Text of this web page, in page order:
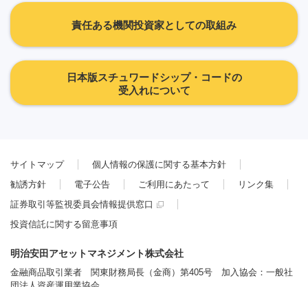
責任ある機関投資家としての取組み
日本版スチュワードシップ・コードの
受入れについて
サイトマップ
個人情報の保護に関する基本方針
勧誘方針
電子公告 ご利用にあたって
リンク集
証券取引等監視委員会情報提供窓口
投資信託に関する留意事項
明治安田アセットマネジメント株式会社
金融商品取引業者 関東財務局長（金商）第405号 加入協会：一般社